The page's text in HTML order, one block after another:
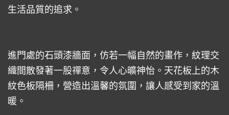
生活品質的追求。
進門處的石頭漆牆面，仿若一幅自然的畫作，紋理交
織間散發著一股禪意，令人心曠神怡。天花板上的木
紋色板隔柵，營造出溫馨的氛圍，讓人感受到家的溫
暖。